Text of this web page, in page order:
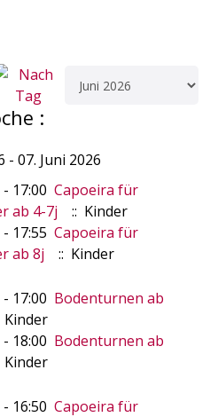
:
- 07. Juni 2026
- 17:00 Capoeira für
ab 4-7j
:: Kinder
- 17:55 Capoeira für
ab 8j
:: Kinder
- 17:00 Bodenturnen ab
Kinder
- 18:00 Bodenturnen ab
Kinder
- 16:50 Capoeira für